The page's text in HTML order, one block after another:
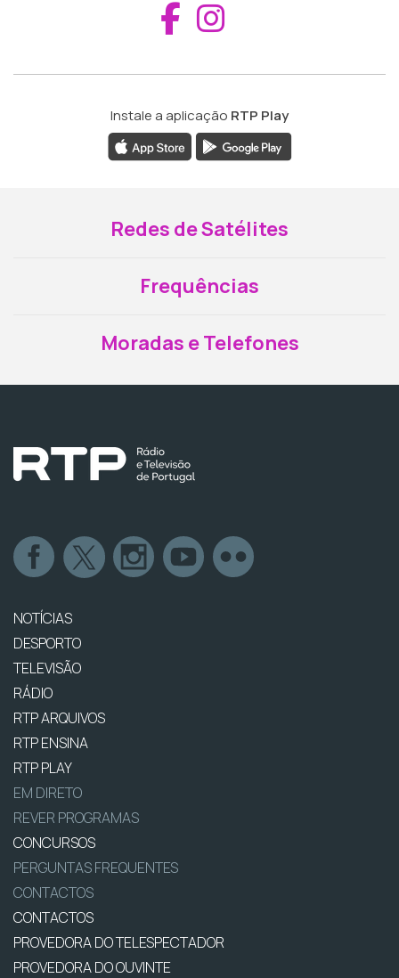
Aceder ao
Instale a aplicação RTP Play
Redes de Satélites
Frequências
Moradas e Telefones
NOTÍCIAS
DESPORTO
TELEVISÃO
RÁDIO
RTP ARQUIVOS
RTP ENSINA
RTP PLAY
EM DIRETO
REVER PROGRAMAS
CONCURSOS
PERGUNTAS FREQUENTES
CONTACTOS
CONTACTOS
PROVEDORA DO TELESPECTADOR
PROVEDORA DO OUVINTE